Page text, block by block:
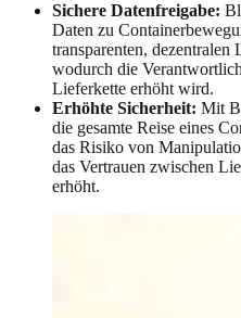
Sichere Datenfreigabe:
Daten zu
transparenten, dezentralen
wodurch die
Lieferkette erhöht wird.
Erhöhte Sicherheit: Mit
die gesamte Reise eines
das Risiko von
das Vertrauen zwischen
erhöht.